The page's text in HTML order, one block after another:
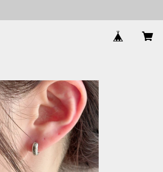
ステンレス ミニフープピア
ス
¥1,240
SOLD OUT